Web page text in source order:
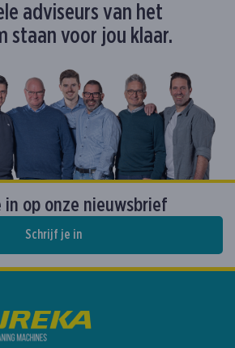
adviseurs van het
staan voor jou klaar.
in op onze nieuwsbrief
Schrijf je in